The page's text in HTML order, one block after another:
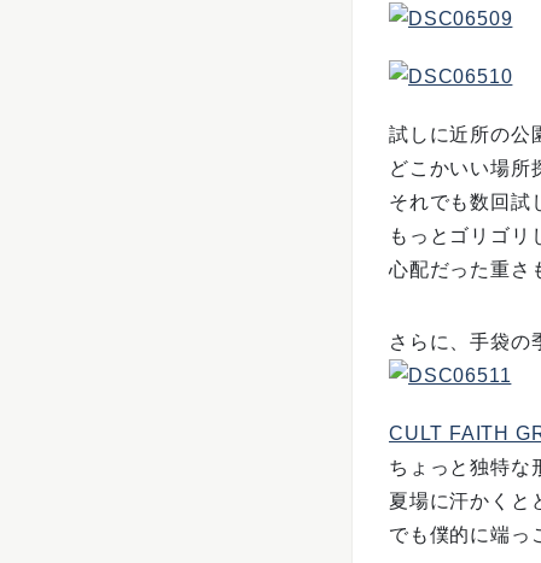
試しに近所の公
どこかいい場所
それでも数回試
もっとゴリゴリ
心配だった重さ
さらに、手袋の
CULT FAITH
ちょっと独特な
夏場に汗かくと
でも僕的に端っ